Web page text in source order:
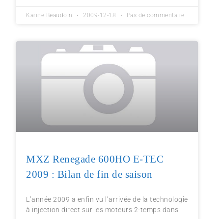
Karine Beaudoin 2009-12-18 Pas de commentaire
MXZ Renegade 600HO E-TEC
2009 : Bilan de fin de saison
L’année 2009 a enfin vu l’arrivée de la technologie
à injection direct sur les moteurs 2-temps dans